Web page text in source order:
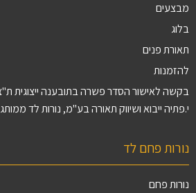
מבצעים
בלוג
תאורת פנים
להזמנות
י.פתיה ייבוא ושיווק תאורה בע"מ, נורות לד ממותג Soul
נורות פחם לד
נורות פחם